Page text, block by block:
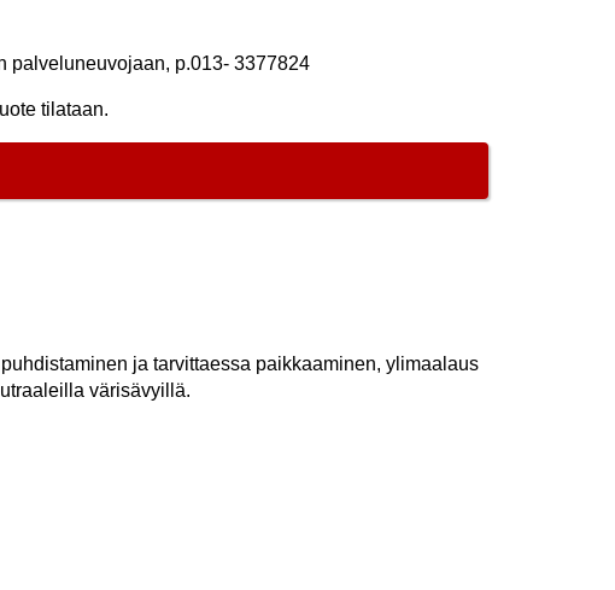
palveluneuvojaan, p.013- 3377824
tilataan.
ja tarvittaessa paikkaaminen, ylimaalaus
värisävyillä.